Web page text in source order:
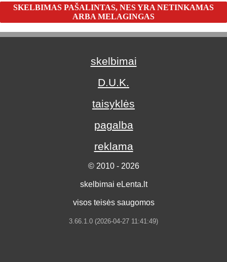
SKELBIMAS PAŠALINTAS, NES YRA NETINKAMAS
ARBA MELAGINGAS
skelbimai
D.U.K.
taisyklės
pagalba
reklama
© 2010 - 2026
skelbimai eLenta.lt
visos teisės saugomos
3.66.1.0 (2026-04-27 11:41:49)